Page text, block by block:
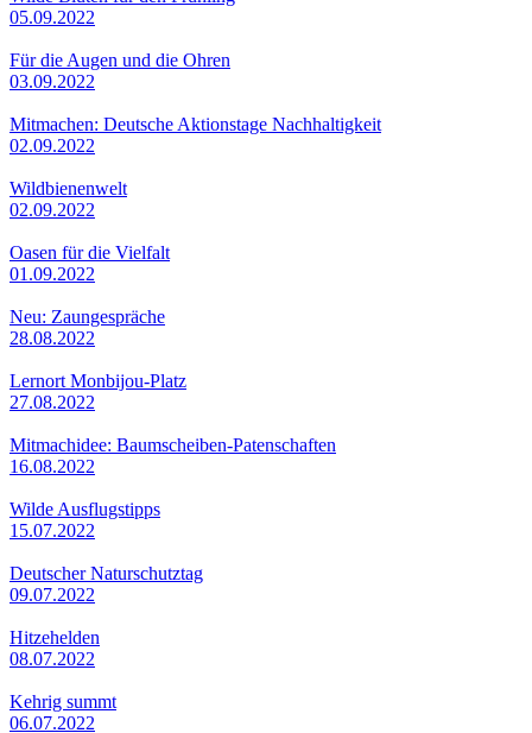
05.09.2022
Für die Augen und die Ohren
03.09.2022
Mitmachen: Deutsche Aktionstage Nachhaltigkeit
02.09.2022
Wildbienenwelt
02.09.2022
Oasen für die Vielfalt
01.09.2022
Neu: Zaungespräche
28.08.2022
Lernort Monbijou-Platz
27.08.2022
Mitmachidee: Baumscheiben-Patenschaften
16.08.2022
Wilde Ausflugstipps
15.07.2022
Deutscher Naturschutztag
09.07.2022
Hitzehelden
08.07.2022
Kehrig summt
06.07.2022